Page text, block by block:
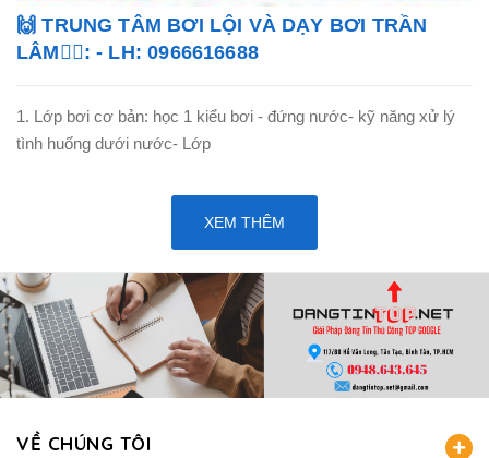
🙌 TRUNG TÂM BƠI LỘI VÀ DẠY BƠI TRẦN
LÂM🏊‍♂️: - LH: 0966616688
1. Lớp bơi cơ bản: học 1 kiểu bơi - đứng nước- kỹ năng xử lý
tình huống dưới nước- Lớp
XEM THÊM
VỀ CHÚNG TÔI